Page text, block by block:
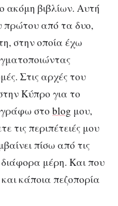
βιβλίων. Αυτή
πρώτου από τα δυο,
στην οποία έχω
Στις αρχές του
Κύπρο για το
γράφω στο blog μου,
τις περιπέτειές μου
πίσω από τις
μέρη. Και που
κάποια πεζοπορία